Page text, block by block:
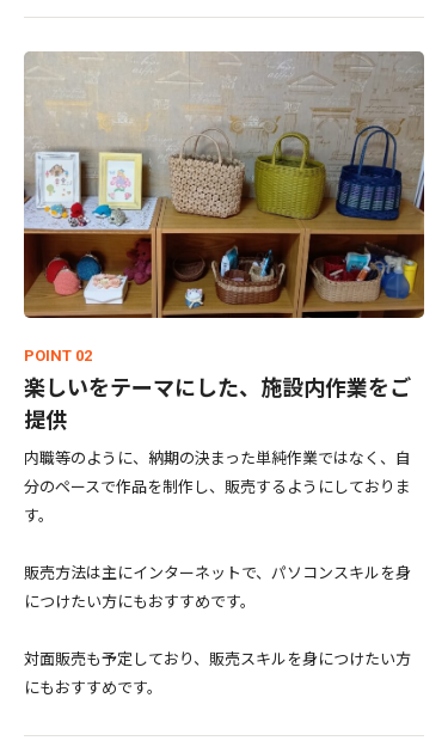
POINT 02
楽しいをテーマにした、施設内作業をご
提供
内職等のように、納期の決まった単純作業ではなく、自
分のペースで作品を制作し、販売するようにしておりま
す。
販売方法は主にインターネットで、パソコンスキルを身
につけたい方にもおすすめです。
対面販売も予定しており、販売スキルを身につけたい方
にもおすすめです。